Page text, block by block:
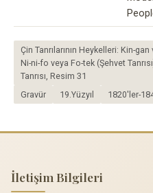
Çin Tanrılarının Heykelleri: Kin-
Ni-ni-fo veya Fo-tek (Şehvet
Tanrısı, Resim 31
Gravür
19.Yüzyıl 1820'ler-
İletişim Bilgileri